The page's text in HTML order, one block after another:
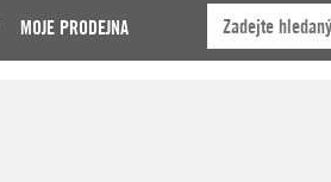
MOJE PRODEJNA